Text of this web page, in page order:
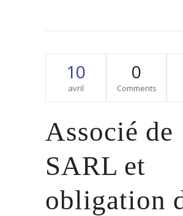
10
avril
0
Comments
Associé de
SARL et
obligation